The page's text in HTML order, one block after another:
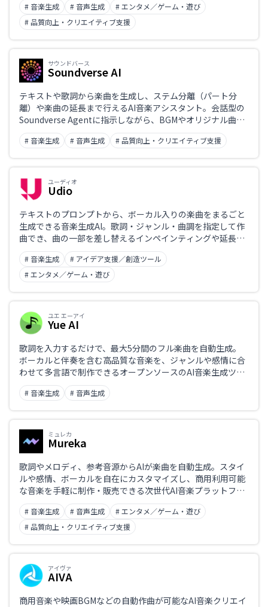
# 音楽生成 # 音声生成
# エンタメ／ゲーム・遊び
# 品質向上・クリエイティブ支援
サウンドバース
Soundverse AI
テキストや歌詞から楽曲を生成し、ステム分離（パート分
離）や楽曲の延長まで行えるAI音楽アシスタント。会話型の
Soundverse Agentに指示しながら、BGMやオリジナル曲を
作成・編集でき、ロイヤリティフリーで商用利用にも対応す
るのが特長。
# 音楽生成 # 音声生成 # 品質向上・クリエイティブ支援
ユーディオ
Udio
テキストのプロンプトから、ボーカル入りの楽曲をまるごと
生成できる音楽生成AI。歌詞・ジャンル・曲調を指定して作
曲でき、曲の一部を差し替えるインペインティングや延長、
音声アップロードからの生成にも対応。日本語の歌詞での歌
唱も可能で、動画・配信のBGMづくりやアイデア出しに使え
る。無料プランから利用でき、上位プランで商用利用に対応
する。
# 音楽生成
# アイデア支援／創造ツール
# エンタメ／ゲーム・遊び
ユエ エーアイ
Yue AI
歌詞を入力するだけで、最大5分間のフル楽曲を自動生成。
ボーカルと伴奏を含む高品質な音楽を、ジャンルや感情に合
わせて多言語で制作できるオープンソースのAI音楽生成ツー
ル。
# 音楽生成 # 音声生成
ミュレカ
Mureka
歌詞やメロディ、参考音源からAIが楽曲を自動生成。スタイ
ルや感情、ボーカルを自在にカスタマイズし、商用利用可能
な音楽を手軽に制作・販売できる次世代AI音楽プラットフォ
ーム。
# 音楽生成 # 音声生成
# エンタメ／ゲーム・遊び
# 品質向上・クリエイティブ支援
アイヴァ
AIVA
商用音楽や映画BGMなどの自動作曲が可能なAI音楽クリエイ